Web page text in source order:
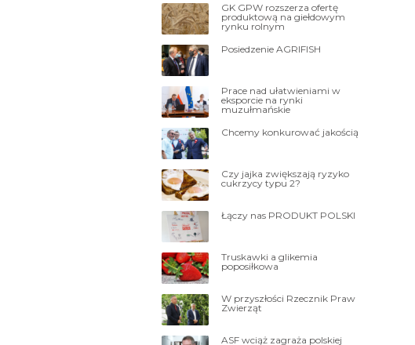
GK GPW rozszerza ofertę
produktową na giełdowym
rynku rolnym
Posiedzenie AGRIFISH
Prace nad ułatwieniami w
eksporcie na rynki
muzułmańskie
Chcemy konkurować jakością
Czy jajka zwiększają ryzyko
cukrzycy typu 2?
Łączy nas PRODUKT POLSKI
Truskawki a glikemia
poposiłkowa
W przyszłości Rzecznik Praw
Zwierząt
ASF wciąż zagraża polskiej